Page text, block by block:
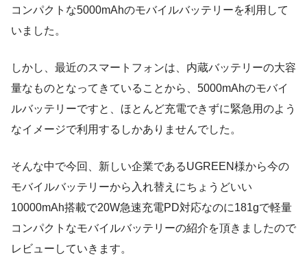
コンパクトな5000mAhのモバイルバッテリーを利用して
いました。
しかし、最近のスマートフォンは、内蔵バッテリーの大容
量なものとなってきていることから、5000mAhのモバイ
ルバッテリーですと、ほとんど充電できずに緊急用のよう
なイメージで利用するしかありませんでした。
そんな中で今回、新しい企業であるUGREEN様から今の
モバイルバッテリーから入れ替えにちょうどいい
10000mAh搭載で20W急速充電PD対応なのに181gで軽量
コンパクトなモバイルバッテリーの紹介を頂きましたので
レビューしていきます。